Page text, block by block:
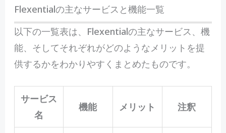
Flexentialの主なサービスと機能一覧
以下の一覧表は、Flexentialの主なサービス、機
能、そしてそれぞれがどのようなメリットを提
供するかをわかりやすくまとめたものです。
サービス
名
機能 メリット 注釈